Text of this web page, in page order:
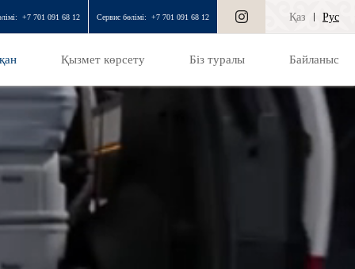
+7 701 091 68 12 Сервис бөлімі: +7 701 091 68 12 Қаз Рус
Қызмет көрсету Біз туралы Байланыс